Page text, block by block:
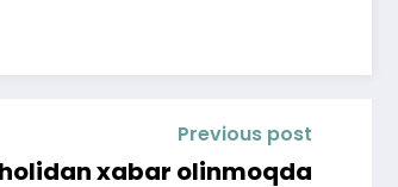
Previous post
xabar olinmoqda